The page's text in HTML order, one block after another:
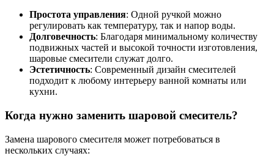
Простота управления: Одной ручкой можно
регулировать как температуру, так и напор воды.
Долговечность: Благодаря минимальному количеству
подвижных частей и высокой точности изготовления,
шаровые смесители служат долго.
Эстетичность: Современный дизайн смесителей
подходит к любому интерьеру ванной комнаты или
кухни.
Когда нужно заменить шаровой смеситель?
Замена шарового смесителя может потребоваться в
нескольких случаях: